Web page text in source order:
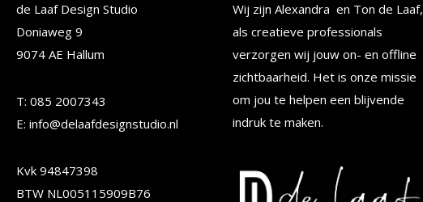
optie
worden
op
productpagina
optie
gekozen
worden
op
productpagina
de Laaf Design Studio
Doniaweg 9
9074 AE Hallum
T: 085 2007343
E: info@delaafdesignstudio.nl
Kvk 94847398
BTW NL005115909B76
Wij zijn Alexandra en Ton de Laaf,
als creatieve professionals
verzorgen wij jouw on- en offline
zichtbaarheid. Het is onze missie
om jou te helpen een blijvende
indruk te maken.